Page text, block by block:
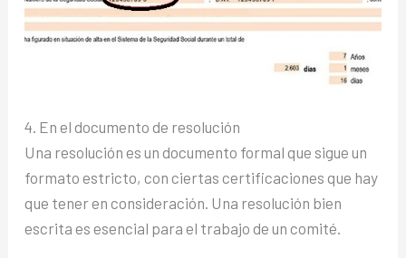
4. En el documento de resolución
Una resolución es un documento formal que sigue un
formato estricto, con ciertas certificaciones que hay
que tener en consideración. Una resolución bien
escrita es esencial para el trabajo de un comité.